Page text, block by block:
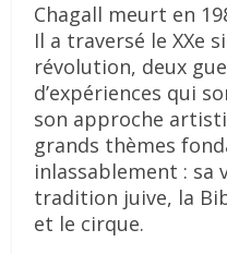
Chagall meurt en
Il a traversé le XXe
révolution, deux
d’expériences qui
son approche
grands thèmes
inlassablement : sa
tradition juive, la
et le cirque.